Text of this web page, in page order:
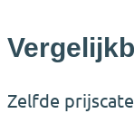
Zelfde